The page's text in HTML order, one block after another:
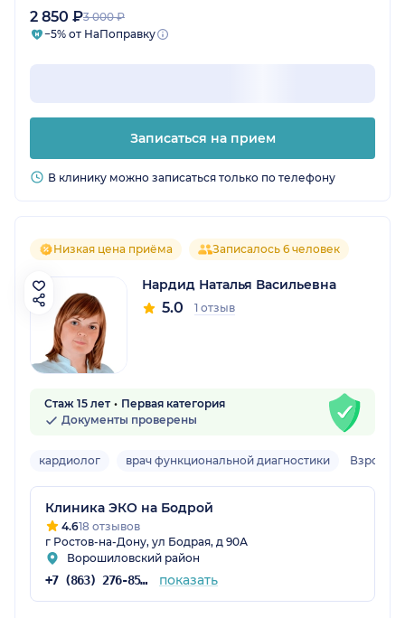
2 850 ₽3 000 ₽
−5% от НаПоправку
Записаться на прием
В клинику можно записаться только по телефону
Низкая цена приёма Записалось 6 человек
Нардид Наталья Васильевна
5.0 1 отзыв
Стаж 15 лет
Первая категория
Документы проверены
кардиолог врач функциональной диагностики
Клиника ЭКО на Бодрой
4.618 отзывов
г Ростов-на-Дону, ул Бодрая, д 90А
Ворошиловский район
+7 (863) 276-85-50 показать